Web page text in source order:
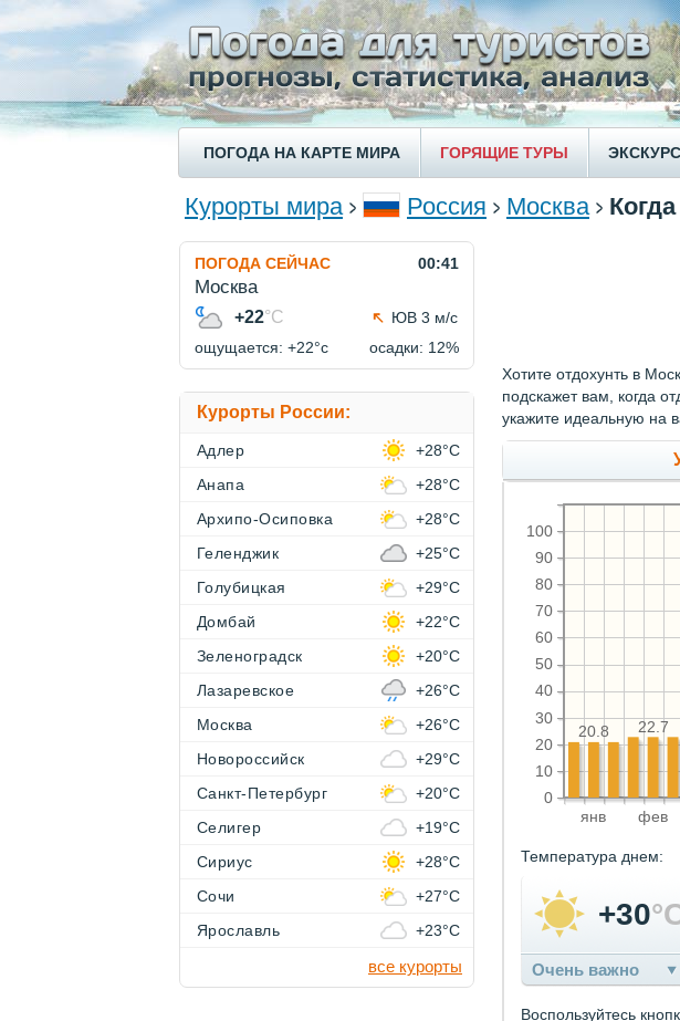
ПОГОДА НА КАРТЕ МИРА ГОРЯЩИЕ ТУРЫ
Курорты мира Россия Москва
Хотите отдохунть в
подскажет вам, когда
укажите идеальную на
янв фев
0
10
20
30
40
50
60
70
80
90
100
22.7
20.8
Температура днем:
+30
Очень важно
Воспользуйтесь
ПОГОДА СЕЙЧАС 00:41
Москва
+22°C
ЮВ 3 м/с
ощущается: +22°c
осадки: 12%
Курорты России:
Адлер
+28°C
Анапа
+28°C
Архипо-Осиповка
+28°C
Геленджик
+25°C
Голубицкая
+29°C
Домбай
+22°C
Зеленоградск
+20°C
Лазаревское
+26°C
Москва
+26°C
Новороссийск
+29°C
Санкт-Петербург
+20°C
Селигер
+19°C
Сириус
+28°C
Сочи
+27°C
Ярославль
+23°C
все курорты